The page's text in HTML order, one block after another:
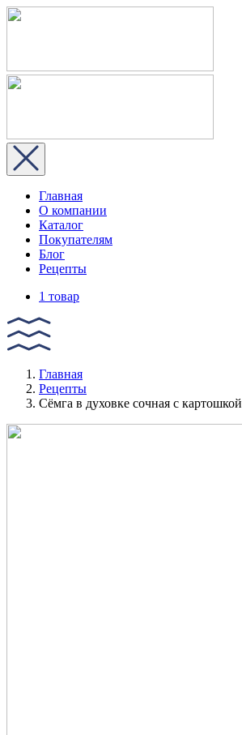
Главная
О компании
Каталог
Покупателям
Блог
Рецепты
1 товар
Главная
Рецепты
Сёмга в духовке сочная с картошкой